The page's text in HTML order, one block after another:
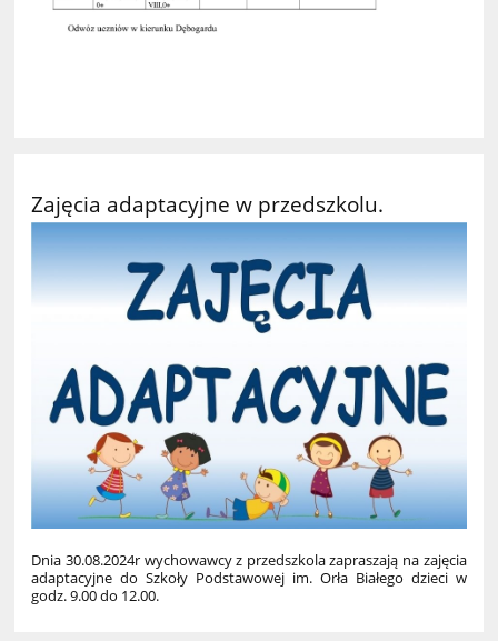
Zajęcia adaptacyjne w przedszkolu.
Dnia 30.08.2024r wychowawcy z przedszkola zapraszają na zajęcia
adaptacyjne do Szkoły Podstawowej im. Orła Białego dzieci w
godz. 9.00 do 12.00.